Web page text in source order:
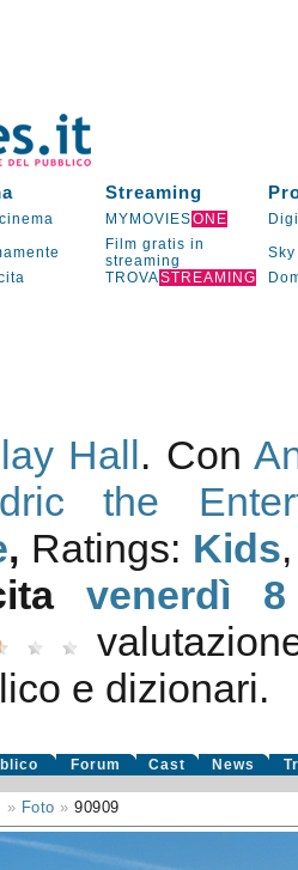
Streaming
MYMOVIESONE
Film gratis in
streaming
Sky
TROVASTREAMING
Hall. Con
the
, Ratings: Kids
venerdì 8
e dizionari.
Forum Cast News
» Foto »90909